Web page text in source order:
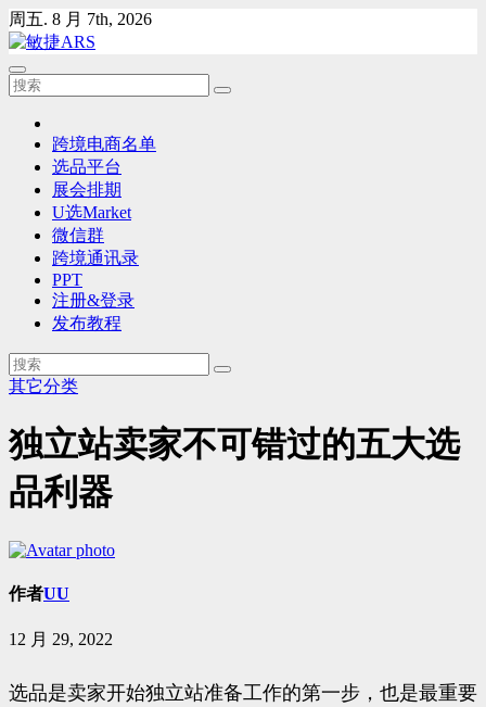
Skip
to
content
周五. 8 月 7th, 2026
跨境电商名单
选品平台
展会排期
U选Market
微信群
跨境通讯录
PPT
注册&登录
发布教程
其它分类
独立站卖家不可错过的五大选
品利器
作者UU
12 月 29, 2022
选品是卖家开始独立站准备工作的第一步，也是最重要